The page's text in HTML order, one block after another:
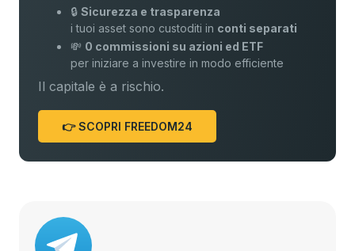
🔒Sicurezza e trasparenza
i tuoi asset sono custoditi in conti separati
💸 0 commissioni su azioni ed ETF
per iniziare a investire in modo efficiente
Il capitale è a rischio.
👉 SCOPRI FREEDOM24